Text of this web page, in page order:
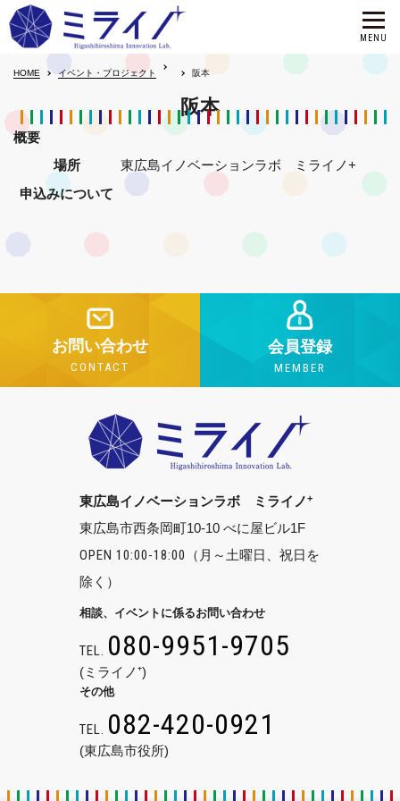
HOME イベント・プロジェクト 阪本
阪本
概要
場所
東広島イノベーションラボ ミライノ+
申込みについて
お問い合わせ
CONTACT
会員登録
MEMBER
東広島イノベーションラボ ミライノ+
東広島市西条岡町10-10 べに屋ビル1F
OPEN 10:00-18:00
（月～土曜日、祝日を
除く）
相談、イベントに係るお問い合わせ
TEL. 080-9951-9705
(ミライノ⁺)
その他
TEL. 082-420-0921
(東広島市役所)